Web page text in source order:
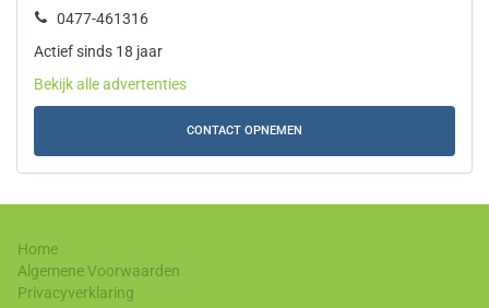
0477-461316
Actief sinds 18 jaar
Bekijk alle advertenties
CONTACT OPNEMEN
Home
Algemene Voorwaarden
Privacyverklaring